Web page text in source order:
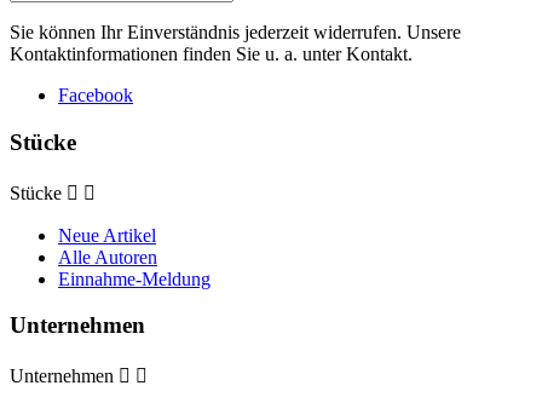
Sie können Ihr Einverständnis jederzeit widerrufen. Unsere
Kontaktinformationen finden Sie u. a. unter Kontakt.
Facebook
Stücke
Stücke  
Neue Artikel
Alle Autoren
Einnahme-Meldung
Unternehmen
Unternehmen  